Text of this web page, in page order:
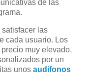
de las
las
cada usuario. Los
muy elevado,
por un
unos audífonos